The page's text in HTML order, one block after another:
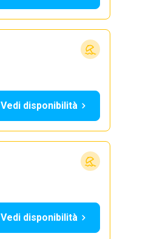
Vedi disponibilità
Vedi disponibilità